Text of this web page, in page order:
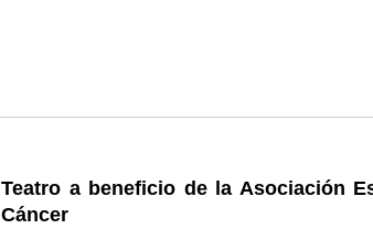
Teatro a beneficio de la Asociación
Cáncer